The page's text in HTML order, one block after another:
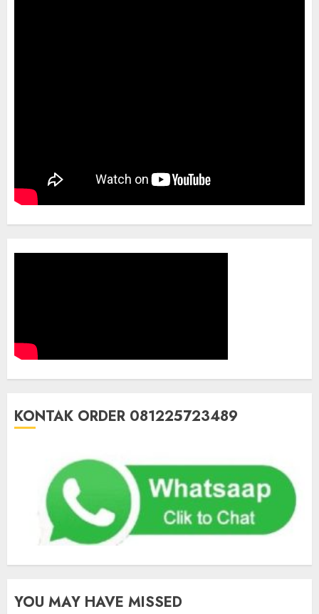
KONTAK ORDER 081225723489
YOU MAY HAVE MISSED